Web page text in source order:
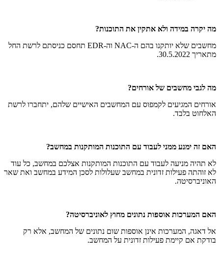
מה יקרה במידה ולא אתקין את התוכנות?
מחשבים שלא יותקנו בהם ה-NAC וה-EDR תחסם כניסתם לרשת החל
מתאריך 30.5.2022.
מה לגבי מחשבים של אורחים?
אורחים המגיעים לקמפוס עם המחשבים האישיים שלהם, יתחברו לרשת
האלחוט בלבד.
האם זה ימנע ממני לעבוד עם התוכנות המותקנות במחשב?
לא תהיה מניעה לעבוד עם התוכנות המותקנות אצלכם במחשב, כל עוד
לא זוהתה פעילות זדונית במחשב שעלולות לסכן המידע במחשב ואת שאר
האוניברסיטה.
האם המערכות אוספות נתונים מחוץ לאוניברסיטה?
אל דאגה, המערכות אינן אוספות שום נתונים של המחשב, אלא רק
בודקת אם קיימת פעילות זדונית על המחשב.